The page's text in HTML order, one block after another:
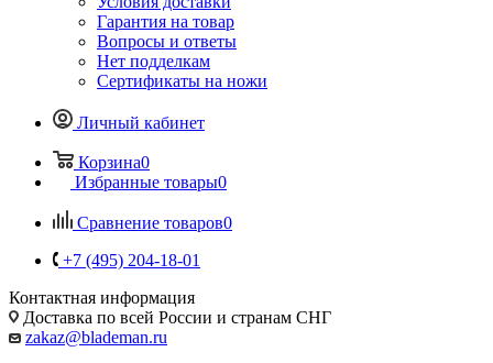
Гарантия на товар
Вопросы и ответы
Нет подделкам
Сертификаты на ножи
Личный кабинет
Корзина0
Избранные товары0
Сравнение товаров0
+7 (495) 204-18-01
Контактная информация
Доставка по всей России и странам СНГ
zakaz@blademan.ru